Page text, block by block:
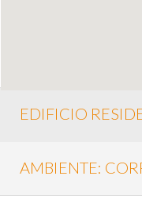
EDIFICIO
AMBIENTE: